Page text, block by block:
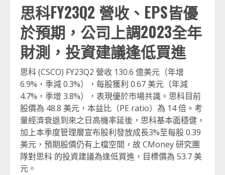
思科FY23Q2 營收、EPS皆優
於預期，公司上調2023全年
財測，投資建議逢低買進
思科 (CSCO) FY23Q2 營收 130.6 億美元（年增
6.9%，季減 0.3%），每股獲利 0.67 美元（年減
4.7%，季增 3.8%），表現優於市場共識。思科目前
股價為 48.8 美元，本益比（PE ratio）為 14 倍。考
量經濟衰退到來之日高機率延後，思科基本面穩健，
加上本季度管理層宣布股利發放成長3%至每股 0.39
美元，預期股價仍有上檔空間，故 CMoney 研究團
隊對思科 的投資建議為逢低買進，目標價為 53.7 美
元。